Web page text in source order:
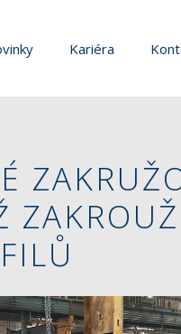
Kariéra